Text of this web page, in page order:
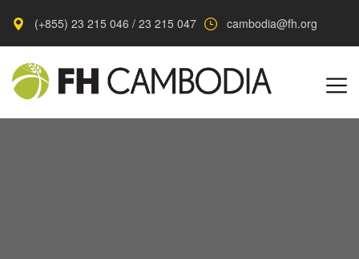
(+855) 23 215 046 / 23 215 047 cambodia@fh.org